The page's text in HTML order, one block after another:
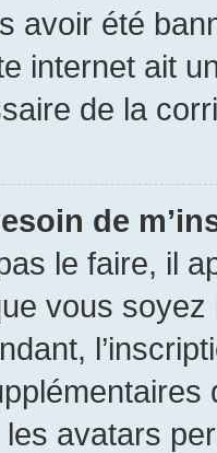
avoir été
internet ait
de la
de
le faire, il
vous
avatars